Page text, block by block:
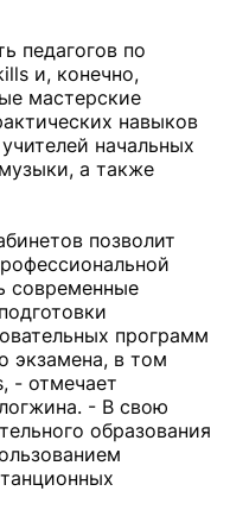
педагогов по
и, конечно,
мастерские
навыков
начальных
а также
позволит
современные
программ
экзамена, в том
- отмечает
- В свою
образования